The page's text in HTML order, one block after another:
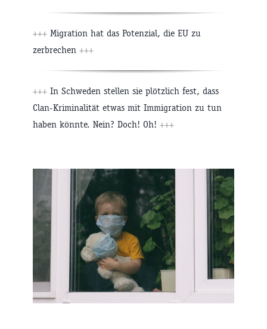
+++ Migration hat das Potenzial, die EU zu
zerbrechen +++
+++ In Schweden stellen sie plötzlich fest, dass
Clan-Kriminalität etwas mit Immigration zu tun
haben könnte. Nein? Doch! Oh! +++